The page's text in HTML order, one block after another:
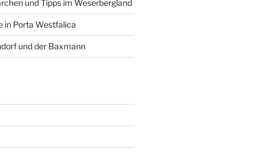
und Tipps im Weserbergland
in Porta Westfalica
und der Baxmann